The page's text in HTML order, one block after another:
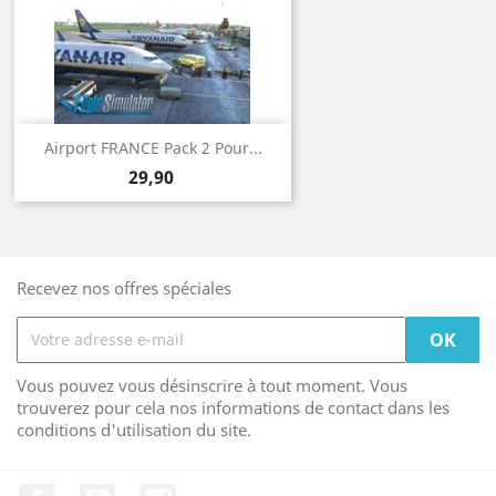
Airport FRANCE Pack 2 Pour...
Prix
29,90
Recevez nos offres spéciales
Vous pouvez vous désinscrire à tout moment. Vous
trouverez pour cela nos informations de contact dans les
conditions d'utilisation du site.